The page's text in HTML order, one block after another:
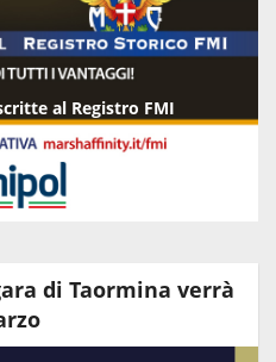
al Registro FMI
di Taormina verrà